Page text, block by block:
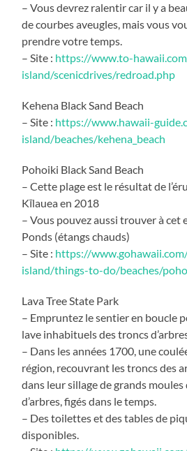
– Vous devrez ralentir car il y a
de courbes aveugles, mais vous
prendre votre temps.
– Site : https://www.to-
island/scenicdrives/redroad.php
Kehena Black Sand Beach
– Site : https://www.hawaii-
island/beaches/kehena_beach
Pohoiki Black Sand Beach
– Cette plage est le résultat de
Kīlauea en 2018
– Vous pouvez aussi trouver à cet
Ponds (étangs chauds)
– Site : https://
island/things-to-do/beaches/
Lava Tree State Park
– Empruntez le sentier en boucle
lave inhabituels des troncs
– Dans les années 1700, une
région, recouvrant les troncs des
dans leur sillage de grands
d’arbres, figés dans le temps.
– Des toilettes et des tables de
disponibles.